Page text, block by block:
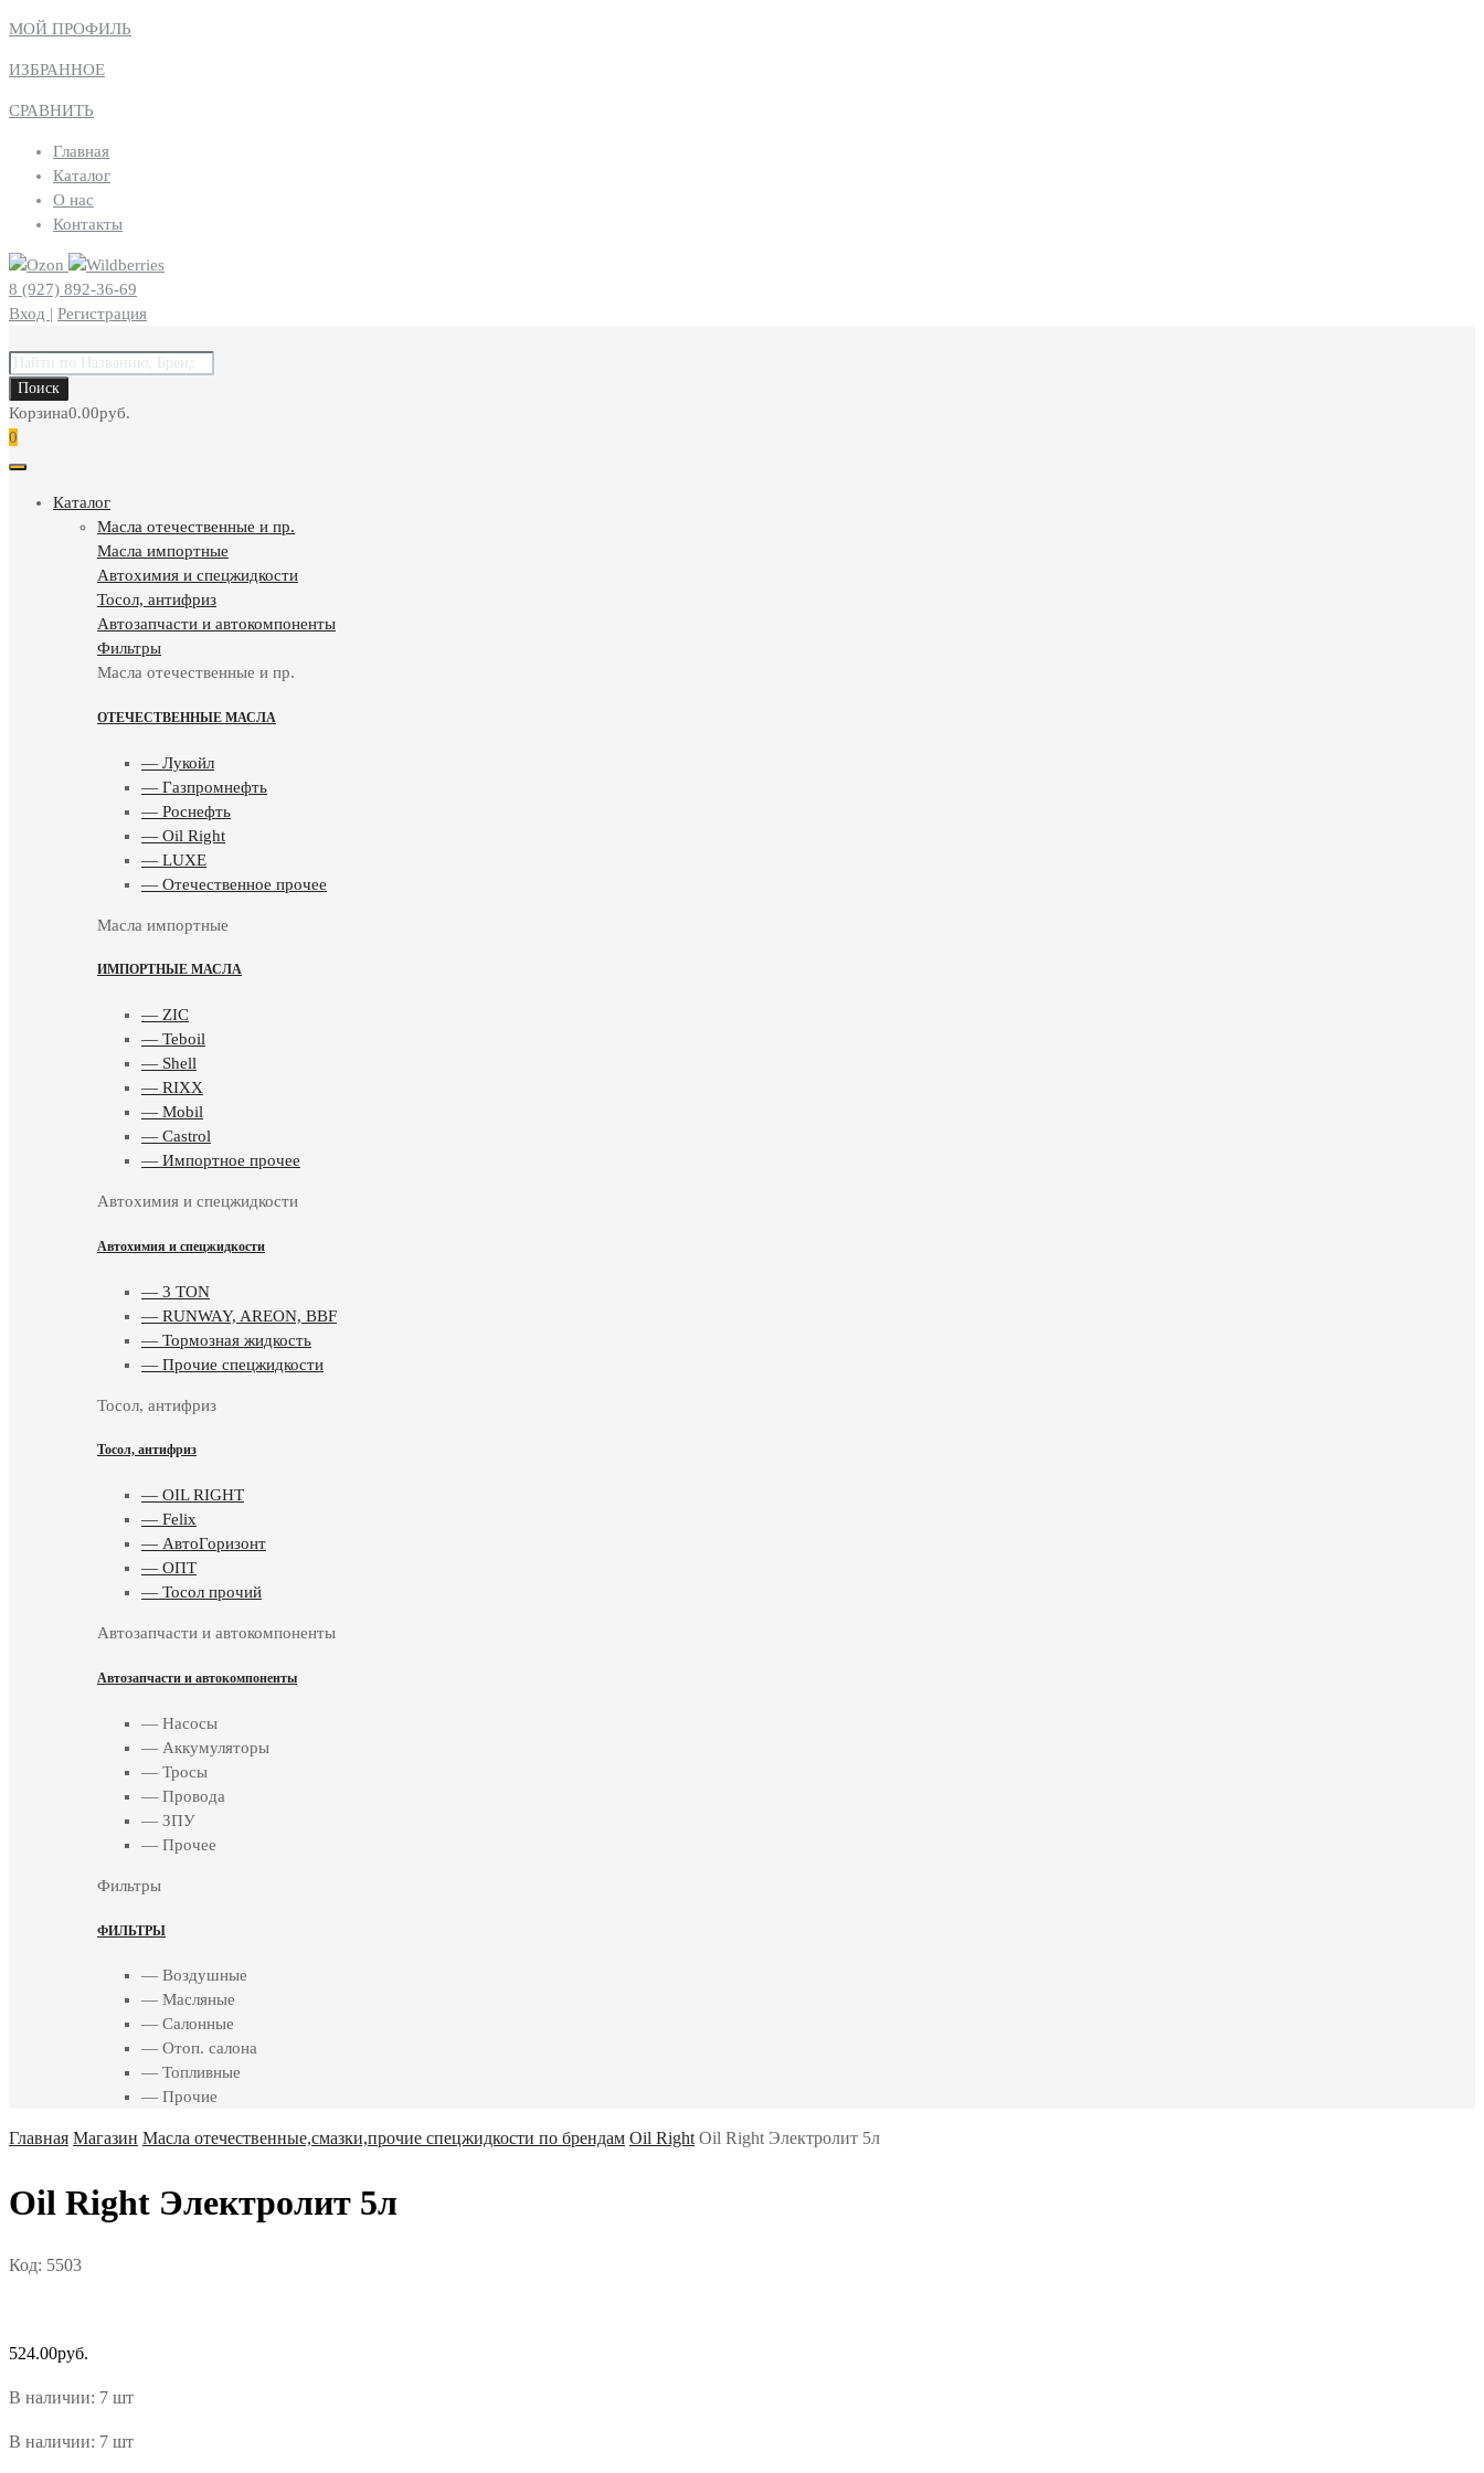
МОЙ ПРОФИЛЬ
ИЗБРАННОЕ
СРАВНИТЬ
Главная
Каталог
О нас
Контакты
8 (927) 892-36-69
Вход | Регистрация
Поиск
товаров
Поиск
Корзина0.00руб.
0
Каталог
Масла отечественные и пр.
Масла импортные
Автохимия и спецжидкости
Тосол, антифриз
Автозапчасти и автокомпоненты
Фильтры
Масла отечественные и пр.
ОТЕЧЕСТВЕННЫЕ МАСЛА
— Лукойл
— Газпромнефть
— Роснефть
— Oil Right
— LUXE
— Отечественное прочее
Масла импортные
ИМПОРТНЫЕ МАСЛА
— ZIC
— Teboil
— Shell
— RIXX
— Mobil
— Castrol
— Импортное прочее
Автохимия и спецжидкости
Автохимия и спецжидкости
— 3 TON
— RUNWAY, AREON, BBF
— Тормозная жидкость
— Прочие спецжидкости
Тосол, антифриз
Тосол, антифриз
— OIL RIGHT
— Felix
— АвтоГоризонт
— ОПТ
— Тосол прочий
Автозапчасти и автокомпоненты
Автозапчасти и автокомпоненты
— Насосы
— Аккумуляторы
— Тросы
— Провода
— ЗПУ
— Прочее
Фильтры
ФИЛЬТРЫ
— Воздушные
— Масляные
— Салонные
— Отоп. салона
— Топливные
— Прочие
Главная Магазин Масла отечественные,смазки,прочие спецжидкости по брендам Oil Right Oil Right Электролит 5л
Oil Right Электролит 5л
Код: 5503
524.00руб.
В наличии: 7 шт
В наличии: 7 шт